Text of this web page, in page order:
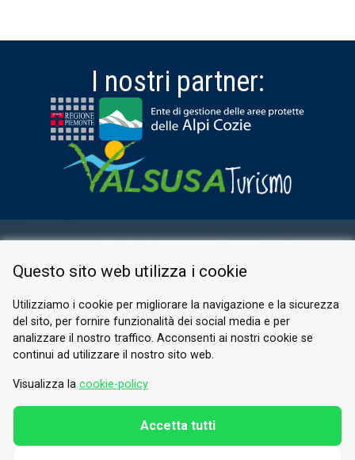
I nostri partner:
PRIVACY POLICY
© 2026 Valle di Susa
Tesori di Arte e Cultura Alpina
Tel.
E-mail.info@vallesusa-tesori.it
Questo sito web utilizza i cookie
Utilizziamo i cookie per migliorare la navigazione e la sicurezza
del sito, per fornire funzionalità dei social media e per
analizzare il nostro traffico. Acconsenti ai nostri cookie se
continui ad utilizzare il nostro sito web.
Visualizza la cookie-policy
Accetta tutti